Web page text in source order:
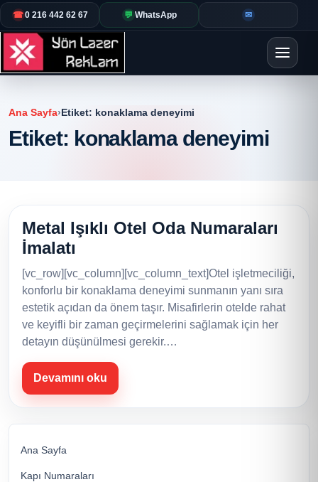
☎0 216 442 62 67 💬 WhatsApp ✉
Ana Sayfa›Etiket: konaklama deneyimi
Etiket: konaklama deneyimi
Ana Sayfa
Kapı Numaraları
Metal Işıklı Otel Oda Numaraları
İmalatı
[vc_row][vc_column][vc_column_text]Otel işletmeciliği,
konforlu bir konaklama deneyimi sunmanın yanı sıra
estetik açıdan da önem taşır. Misafirlerin otelde rahat
ve keyifli bir zaman geçirmelerini sağlamak için her
detayın düşünülmesi gerekir.…
Devamını oku